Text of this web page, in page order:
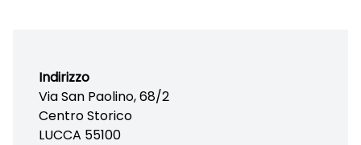
Indirizzo
Via San Paolino, 68/2
Centro Storico
LUCCA 55100